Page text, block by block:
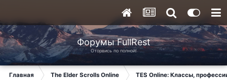
Форумы FullRest
Оторвись по полной!
Главная The Elder Scrolls Online TES Online: Классы,